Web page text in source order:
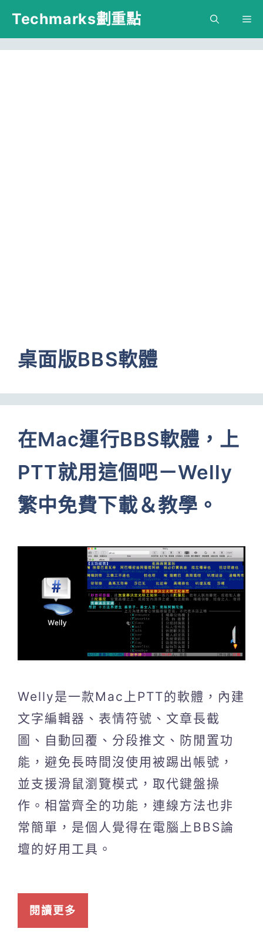
跳
主
Techmarks劃重點
桌面版BBS軟體
在Mac運行BBS軟體，上
PTT就用這個吧－Welly
繁中免費下載＆教學。
Welly是一款Mac上PTT的軟體，內建
文字編輯器、表情符號、文章長截
圖、自動回覆、分段推文、防閒置功
能，避免長時間沒使用被踢出帳號，
並支援滑鼠瀏覽模式，取代鍵盤操
作。相當齊全的功能，連線方法也非
常簡單，是個人覺得在電腦上BBS論
壇的好用工具。
閱讀更多